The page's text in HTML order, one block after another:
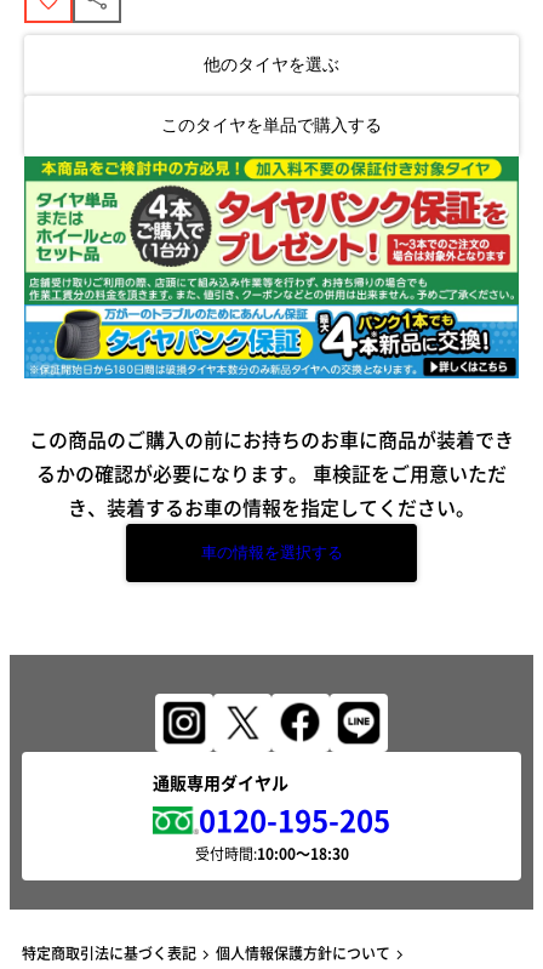
他のタイヤを選ぶ
このタイヤを単品で購入する
この商品のご購入の前にお持ちのお車に商品が装着でき
るかの確認が必要になります。 車検証をご用意いただ
き、装着するお車の情報を指定してください。
車の情報を選択する
通販専用ダイヤル
0120-195-205
受付時間:
特定商取引法に基づく表記 個人情報保護方針について